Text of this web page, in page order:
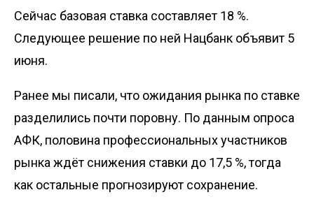
Сейчас базовая ставка составляет 18 %.
Следующее решение по ней Нацбанк объявит 5
июня.
Ранее мы писали, что ожидания рынка по ставке
разделились почти поровну. По данным опроса
АФК, половина профессиональных участников
рынка ждёт снижения ставки до 17,5 %, тогда
как остальные прогнозируют сохранение.